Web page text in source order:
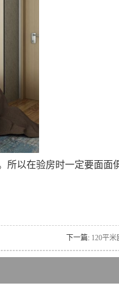
以在验房时一定要面面
下一篇: 120平米